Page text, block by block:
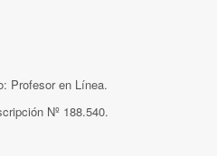
Profesor en Línea.
Nº 188.540.